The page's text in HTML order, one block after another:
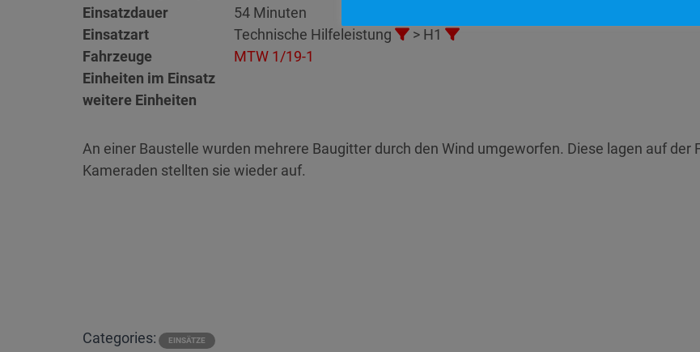
Einsatzdauer
54 Minuten
Einsatzart
Technische Hilfeleistung
> H1
Fahrzeuge
MTW 1/19-1
Einheiten im Einsatz
weitere Einheiten
An einer Baustelle wurden mehrere Baugitter durch den Wind umgeworfen. Diese lagen auf der
Kameraden stellten sie wieder auf.
Categories: EINSÄTZE